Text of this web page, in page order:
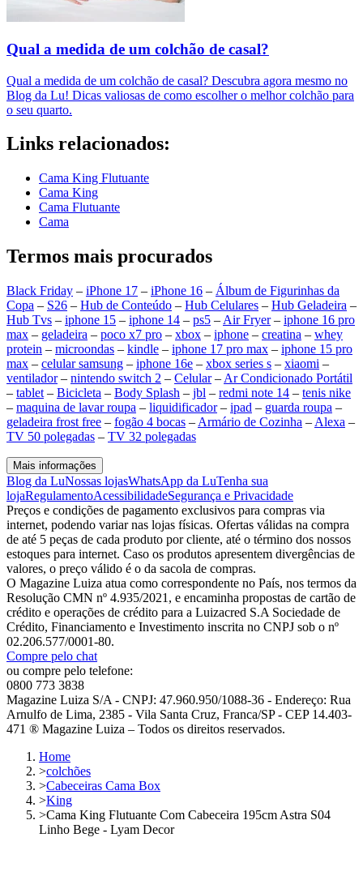
Qual a medida de um colchão de casal?
Qual a medida de um colchão de casal? Descubra agora mesmo no
Blog da Lu! Dicas valiosas de como escolher o melhor colchão para
o seu quarto.
Links relacionados:
Cama King Flutuante
Cama King
Cama Flutuante
Cama
Termos mais procurados
Black Friday – iPhone 17 – iPhone 16 – Álbum de Figurinhas da
Copa – S26 – Hub de Conteúdo – Hub Celulares – Hub Geladeira –
Hub Tvs – iphone 15 – iphone 14 – ps5 – Air Fryer– iphone 16 pro
max – geladeira – poco x7 pro – xbox – iphone – creatina – whey
protein – microondas – kindle – iphone 17 pro max – iphone 15 pro
max – celular samsung – iphone 16e – xbox series s – xiaomi –
ventilador– nintendo switch 2 – Celular– Ar Condicionado Portátil
– tablet – Bicicleta – Body Splash – jbl – redmi note 14 – tenis nike
– maquina de lavar roupa – liquidificador– ipad – guarda roupa –
geladeira frost free – fogão 4 bocas – Armário de Cozinha – Alexa –
TV 50 polegadas – TV 32 polegadas
Mais informações
Blog da LuNossas lojasWhatsApp da LuTenha sua
lojaRegulamentoAcessibilidadeSegurança e Privacidade
Preços e condições de pagamento exclusivos para compras via
internet, podendo variar nas lojas físicas. Ofertas válidas na compra
de até 5 peças de cada produto por cliente, até o término dos nossos
estoques para internet. Caso os produtos apresentem divergências de
valores, o preço válido é o da sacola de compras.
O Magazine Luiza atua como correspondente no País, nos termos da
Resolução CMN nº 4.935/2021, e encaminha propostas de cartão de
crédito e operações de crédito para a Luizacred S.A Sociedade de
Crédito, Financiamento e Investimento inscrita no CNPJ sob o nº
02.206.577/0001-80.
Compre pelo chat
ou compre pelo telefone:
0800 773 3838
Magazine Luiza S/A - CNPJ: 47.960.950/1088-36 - Endereço: Rua
Arnulfo de Lima, 2385 - Vila Santa Cruz, Franca/SP - CEP 14.403-
471 ® Magazine Luiza – Todos os direitos reservados.
Home
>colchões
>Cabeceiras Cama Box
>King
>Cama King Flutuante Com Cabeceira 195cm Astra S04
Linho Bege - Lyam Decor